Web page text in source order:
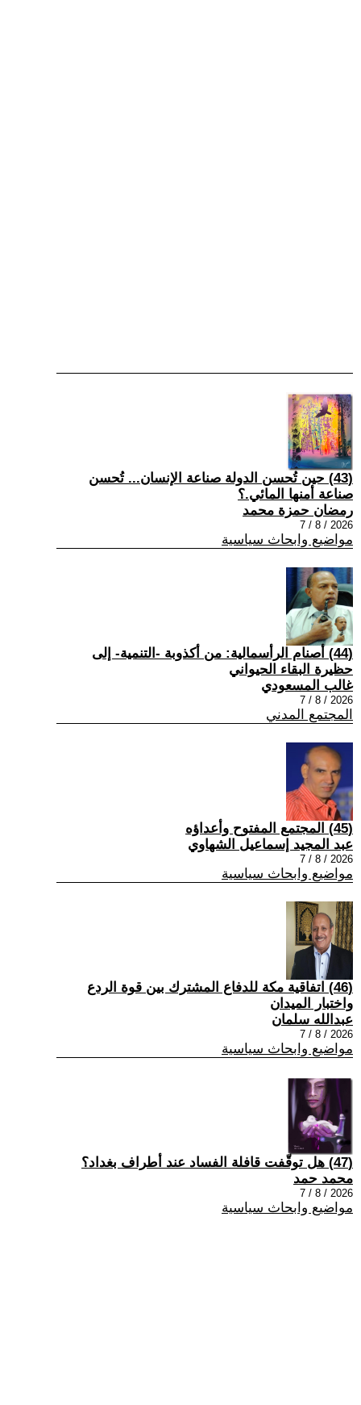
(43) حين تُحسن الدولة صناعة الإنسان... تُحسن
صناعة أمنها المائي.؟
رمضان حمزة محمد
2026 / 8 / 7
مواضيع وابحاث سياسية
(44) أصنام الرأسمالية: من أكذوبة -التنمية- إلى
حظيرة البقاء الحيواني
غالب المسعودي
2026 / 8 / 7
المجتمع المدني
(45) المجتمع المفتوح وأعداؤه
عبد المجيد إسماعيل الشهاوي
2026 / 8 / 7
مواضيع وابحاث سياسية
(46) اتفاقية مكة للدفاع المشترك بين قوة الردع
واختبار الميدان
عبدالله سلمان
2026 / 8 / 7
مواضيع وابحاث سياسية
(47) هل توقّفت قافلة الفساد عند أطراف بغداد؟
محمد حمد
2026 / 8 / 7
مواضيع وابحاث سياسية